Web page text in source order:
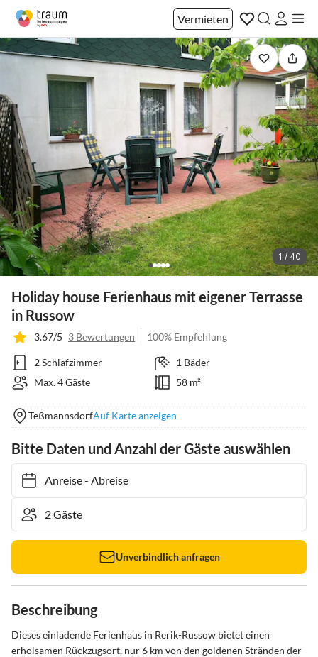
Vermieten
1 / 40
Holiday house Ferienhaus mit eigener Terrasse
in Russow
3.67/5 3 Bewertungen 100% Empfehlung
2 Schlafzimmer
1 Bäder
Max. 4 Gäste
58 m²
TeßmannsdorfAuf Karte anzeigen
Bitte Daten und Anzahl der Gäste auswählen
Anreise- Abreise
Unverbindlich anfragen
Beschreibung
Dieses einladende Ferienhaus in Rerik-Russow bietet einen
erholsamen Rückzugsort, nur 6 km von den goldenen Stränden der